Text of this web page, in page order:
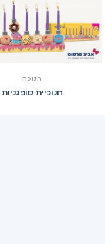
חנוכה
חנוכיית סופגניות